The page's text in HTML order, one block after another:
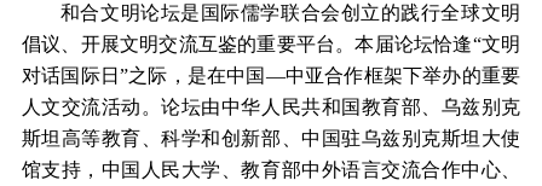
和合文明论坛是国际儒学联合会创立的践行全球文明
倡议、开展文明交流互鉴的重要平台。本届论坛恰逢“文明
对话国际日”之际，是在中国—中亚合作框架下举办的重要
人文交流活动。论坛由中华人民共和国教育部、乌兹别克
斯坦高等教育、科学和创新部、中国驻乌兹别克斯坦大使
馆支持，中国人民大学、教育部中外语言交流合作中心、